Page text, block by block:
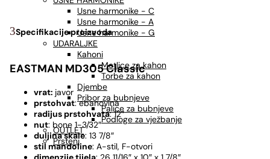
Usne harmonike - C
Usne harmonike - A
Usne harmonike - G
UDARALJKE
Kahoni
Metlice za kahon
Torbe za kahon
Djembe
Pribor za bubnjeve
Palice za bubnjeve
Podloge za vježbanje
OUTLET
Prsteni
Specifikacije proizvoda
EASTMAN MD305 Classic
vrat: javor
prstohvat: ebanovina
radijus prstohvata: 12″
nut: bone 1-3/32″
duljina skale: 13 7/8″
stil mandoline: A-stil, F-otvori